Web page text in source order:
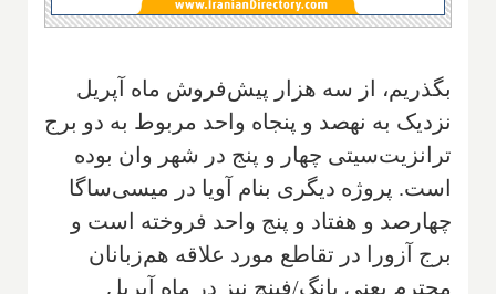
بگذريم، از سه هزار پيش‌فروش ماه آپريل
نزديک به نهصد و پنجاه واحد مربوط به دو برج
ترانزيت‌سيتى چهار و پنج در شهر وان بوده
است. پروژه ديگرى بنام آويا در ميسی‌ساگا
چهارصد و هفتاد و پنج واحد فروخته است و
برج آزورا در تقاطع مورد علاقه هم‌زبانان
محترم يعنى يانگ/فينچ نيز در ماه آپريل